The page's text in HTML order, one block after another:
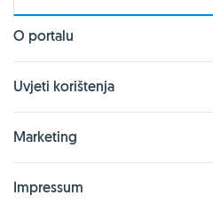
O portalu
Uvjeti korištenja
Marketing
Impressum